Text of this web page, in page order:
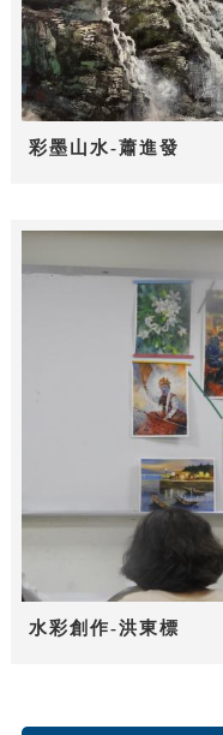
彩墨山水-蕭進發
水彩創作-洪東標